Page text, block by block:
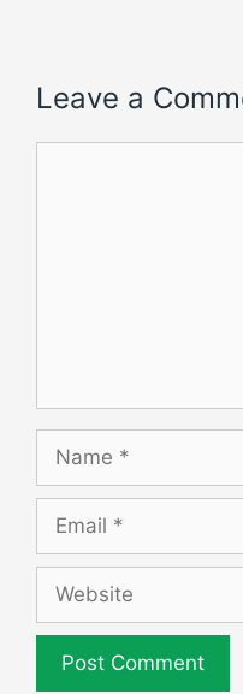
Leave a
Name
Email
Website